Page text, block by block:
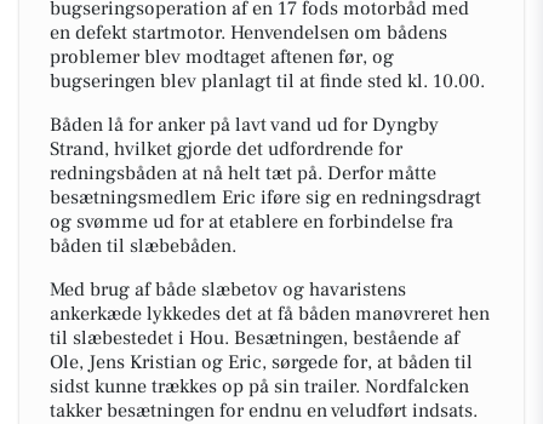
bugseringsoperation af en 17 fods motorbåd med
en defekt startmotor. Henvendelsen om bådens
problemer blev modtaget aftenen før, og
bugseringen blev planlagt til at finde sted kl. 10.00.
Båden lå for anker på lavt vand ud for Dyngby
Strand, hvilket gjorde det udfordrende for
redningsbåden at nå helt tæt på. Derfor måtte
besætningsmedlem Eric iføre sig en redningsdragt
og svømme ud for at etablere en forbindelse fra
båden til slæbebåden.
Med brug af både slæbetov og havaristens
ankerkæde lykkedes det at få båden manøvreret hen
til slæbestedet i Hou. Besætningen, bestående af
Ole, Jens Kristian og Eric, sørgede for, at båden til
sidst kunne trækkes op på sin trailer. Nordfalcken
takker besætningen for endnu en veludført indsats.